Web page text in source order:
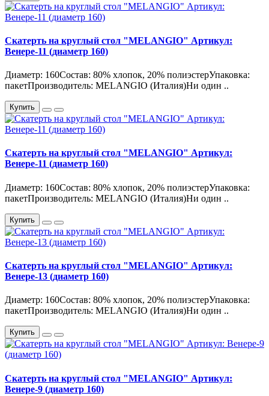
Скатерть на круглый стол "MELANGIO" Артикул:
Венере-11 (диаметр 160)
Диаметр: 160Состав: 80% хлопок, 20% полиэстерУпаковка:
пакетПроизводитель: MELANGIO (Италия)Ни один ..
Купить
Скатерть на круглый стол "MELANGIO" Артикул:
Венере-11 (диаметр 160)
Диаметр: 160Состав: 80% хлопок, 20% полиэстерУпаковка:
пакетПроизводитель: MELANGIO (Италия)Ни один ..
Купить
Скатерть на круглый стол "MELANGIO" Артикул:
Венере-13 (диаметр 160)
Диаметр: 160Состав: 80% хлопок, 20% полиэстерУпаковка:
пакетПроизводитель: MELANGIO (Италия)Ни один ..
Купить
Скатерть на круглый стол "MELANGIO" Артикул:
Венере-9 (диаметр 160)